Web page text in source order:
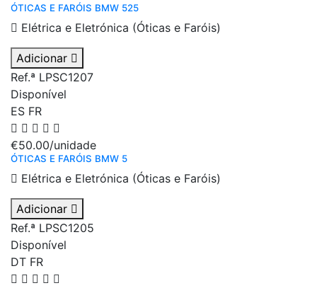
ÓTICAS E FARÓIS BMW 525
Elétrica e Eletrónica (Óticas e Faróis)
Adicionar
Ref.ª LPSC1207
Disponível
ES FR
€50.00/unidade
ÓTICAS E FARÓIS BMW 5
Elétrica e Eletrónica (Óticas e Faróis)
Adicionar
Ref.ª LPSC1205
Disponível
DT FR